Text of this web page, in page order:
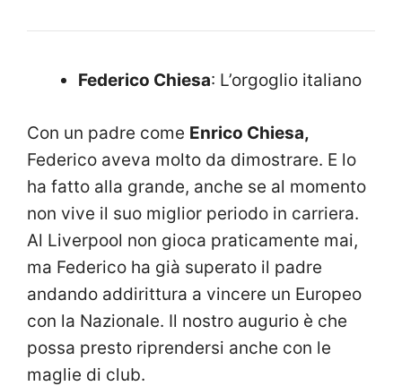
Federico Chiesa: L’orgoglio italiano
Con un padre come Enrico Chiesa,
Federico aveva molto da dimostrare. E lo
ha fatto alla grande, anche se al momento
non vive il suo miglior periodo in carriera.
Al Liverpool non gioca praticamente mai,
ma Federico ha già superato il padre
andando addirittura a vincere un Europeo
con la Nazionale. Il nostro augurio è che
possa presto riprendersi anche con le
maglie di club.